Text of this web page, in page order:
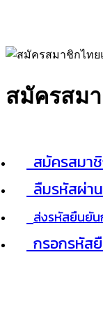
สมัครสม
สมัครสมา
ลืมรหัสผ่าน
ส่งรหัสยืนยัน
กรอกรหัส